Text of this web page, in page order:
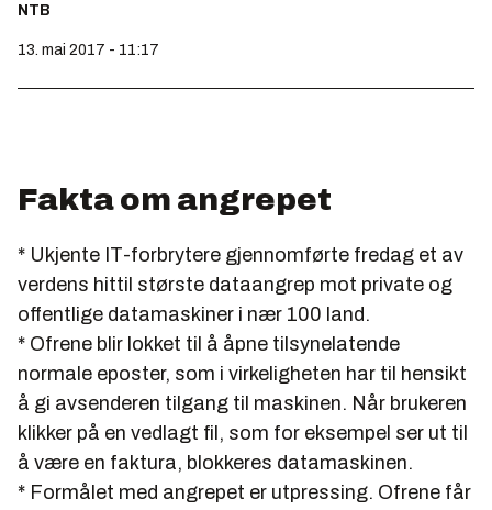
NTB
13. mai 2017 - 11:17
Fakta om angrepet
* Ukjente IT-forbrytere gjennomførte fredag et av
verdens hittil største dataangrep mot private og
offentlige datamaskiner i nær 100 land.
* Ofrene blir lokket til å åpne tilsynelatende
normale eposter, som i virkeligheten har til hensikt
å gi avsenderen tilgang til maskinen. Når brukeren
klikker på en vedlagt fil, som for eksempel ser ut til
å være en faktura, blokkeres datamaskinen.
* Formålet med angrepet er utpressing. Ofrene får